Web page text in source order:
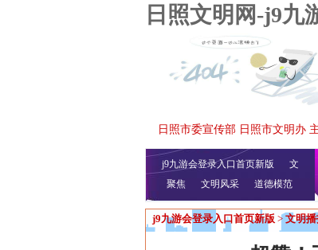
日照文明网-j9九
日照市委宣传部 日照市文明办
j9九游会登录入口首页新版
文
明播报
公益视频
聚焦 文明风采 道德模范
j9九游会登录入口首页新版 > 文明